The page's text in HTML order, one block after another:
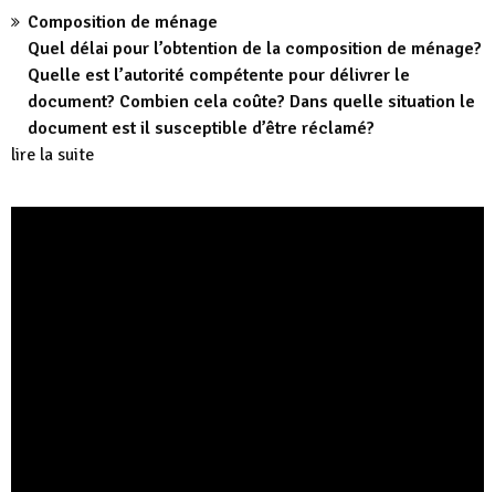
Composition de ménage
Quel délai pour l’obtention de la composition de ménage?
Quelle est l’autorité compétente pour délivrer le
document? Combien cela coûte? Dans quelle situation le
document est il susceptible d’être réclamé?
lire la suite